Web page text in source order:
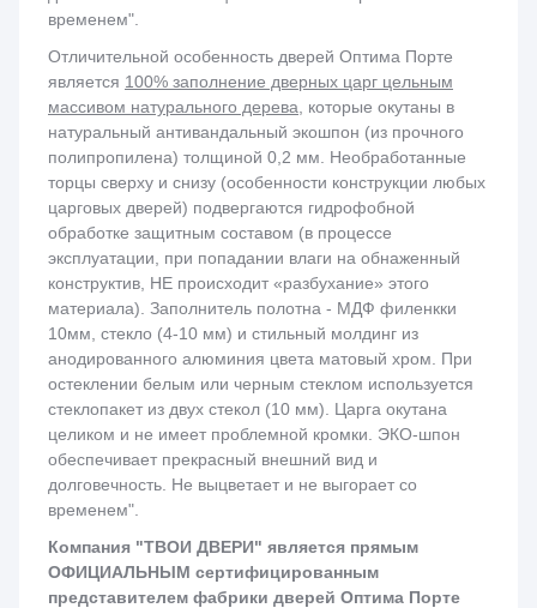
временем".
Отличительной особенность дверей Оптима Порте
является 100% заполнение дверных царг цельным
массивом натурального дерева , которые окутаны в
натуральный антивандальный экошпон (из прочного
полипропилена) толщиной 0,2 мм. Необработанные
торцы сверху и снизу (особенности конструкции любых
царговых дверей) подвергаются гидрофобной
обработке защитным составом (в процессе
эксплуатации, при попадании влаги на обнаженный
конструктив, НЕ происходит «разбухание» этого
материала). Заполнитель полотна - МДФ филенкки
10мм, стекло (4-10 мм) и стильный молдинг из
анодированного алюминия цвета матовый хром. При
остеклении белым или черным стеклом используется
стеклопакет из двух стекол (10 мм). Царга окутана
целиком и не имеет проблемной кромки. ЭКО-шпон
обеспечивает прекрасный внешний вид и
долговечность. Не выцветает и не выгорает со
временем".
Компания "ТВОИ ДВЕРИ" является прямым
ОФИЦИАЛЬНЫМ сертифицированным
представителем фабрики дверей Оптима Порте